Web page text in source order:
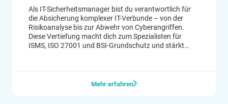
Als IT-Sicherheitsmanager bist du verantwortlich für
die Absicherung komplexer IT-Verbunde – von der
Risikoanalyse bis zur Abwehr von Cyberangriffen.
Diese Vertiefung macht dich zum Spezialisten für
ISMS, ISO 27001 und BSI-Grundschutz und stärkt
Mehr erfahren